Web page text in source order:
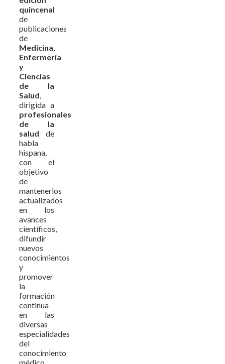
quincenal
de
publicaciones
de
Medicina,
Enfermería
y
Ciencias
de la
Salud,
dirigida a
profesionales
de la
salud de
habla
hispana,
con el
objetivo
de
mantenerlos
actualizados
en los
avances
científicos,
difundir
nuevos
conocimientos
y
promover
la
formación
continua
en las
diversas
especialidades
del
conocimiento